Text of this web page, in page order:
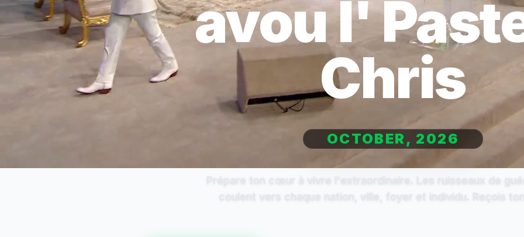
avou l'
Chris
OCTOBER, 2026